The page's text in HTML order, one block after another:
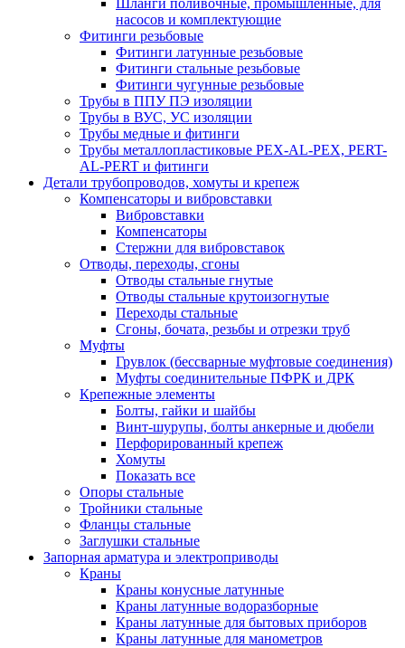
Шланги поливочные, промышленные, для
насосов и комплектующие
Фитинги резьбовые
Фитинги латунные резьбовые
Фитинги стальные резьбовые
Фитинги чугунные резьбовые
Трубы в ППУ ПЭ изоляции
Трубы в ВУС, УС изоляции
Трубы медные и фитинги
Трубы металлопластиковые PEX-AL-PEX, PERT-
AL-PERT и фитинги
Детали трубопроводов, хомуты и крепеж
Компенсаторы и вибровставки
Вибровставки
Компенсаторы
Стержни для вибровставок
Отводы, переходы, сгоны
Отводы стальные гнутые
Отводы стальные крутоизогнутые
Переходы стальные
Сгоны, бочата, резьбы и отрезки труб
Муфты
Грувлок (бессварные муфтовые соединения)
Муфты соединительные ПФРК и ДРК
Крепежные элементы
Болты, гайки и шайбы
Винт-шурупы, болты анкерные и дюбели
Перфорированный крепеж
Хомуты
Показать все
Опоры стальные
Тройники стальные
Фланцы стальные
Заглушки стальные
Запорная арматура и электроприводы
Краны
Краны конусные латунные
Краны латунные водоразборные
Краны латунные для бытовых приборов
Краны латунные для манометров